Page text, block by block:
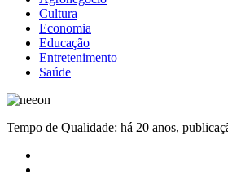
Cultura
Economia
Educação
Entretenimento
Saúde
Tempo de Qualidade: há 20 anos,